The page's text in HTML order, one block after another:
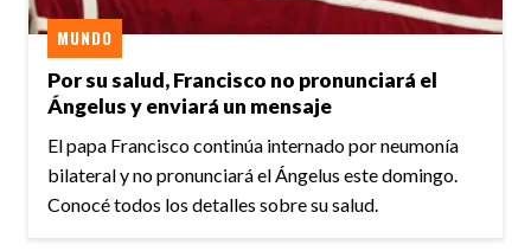
Por su salud, Francisco no pronunciará el
Ángelus y enviará un mensaje
MUNDO
El papa Francisco continúa internado por neumonía
bilateral y no pronunciará el Ángelus este domingo.
Conocé todos los detalles sobre su salud.